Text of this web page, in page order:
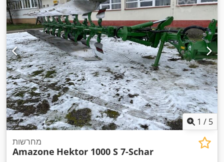
1 / 5
מחרשות
Amazone Hektor 1000 S 7-Schar